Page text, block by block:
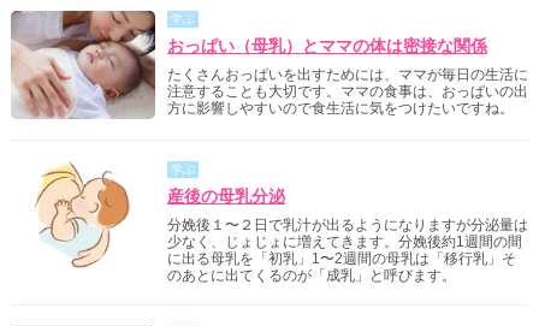
学ぶ
おっぱい（母乳）とママの体は密接な関係
たくさんおっぱいを出すためには、ママが毎日の生活に
注意することも大切です。ママの食事は、おっぱいの出
方に影響しやすいので食生活に気をつけたいですね。
学ぶ
産後の母乳分泌
分娩後１〜２日で乳汁が出るようになりますが分泌量は
少なく、じょじょに増えてきます。分娩後約1週間の間
に出る母乳を「初乳」1〜2週間の母乳は「移行乳」そ
のあとに出てくるのが「成乳」と呼びます。